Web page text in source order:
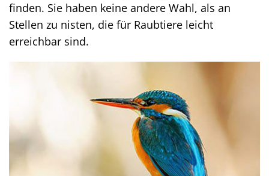
finden. Sie haben keine andere Wahl, als an
Stellen zu nisten, die für Raubtiere leicht
erreichbar sind.